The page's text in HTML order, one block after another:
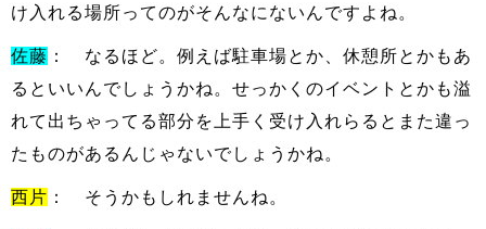
け入れる場所ってのがそんなにないんですよね。
佐藤 ： なるほど。例えば駐車場とか、休憩所とかもあ
るといいんでしょうかね。せっかくのイベントとかも溢
れて出ちゃってる部分を上手く受け入れらるとまた違っ
たものがあるんじゃないでしょうかね。
西片 ： そうかもしれませんね。